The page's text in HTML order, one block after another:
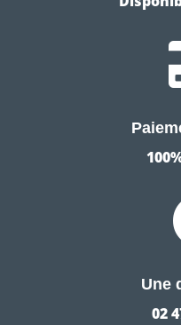
Une
02